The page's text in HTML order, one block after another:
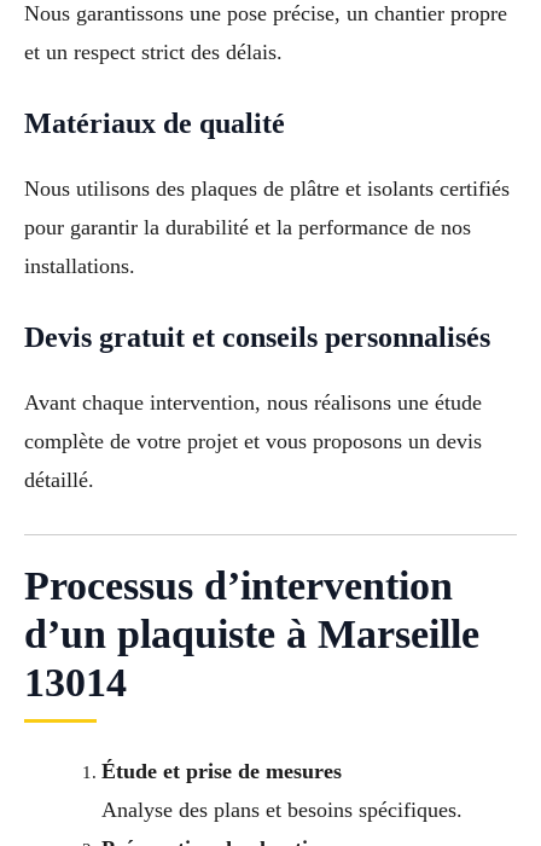
Nous garantissons une pose précise, un chantier propre
et un respect strict des délais.
Matériaux de qualité
Nous utilisons des plaques de plâtre et isolants certifiés
pour garantir la durabilité et la performance de nos
installations.
Devis gratuit et conseils personnalisés
Avant chaque intervention, nous réalisons une étude
complète de votre projet et vous proposons un devis
détaillé.
Processus d’intervention
d’un plaquiste à Marseille
13014
Étude et prise de mesures
Analyse des plans et besoins spécifiques.